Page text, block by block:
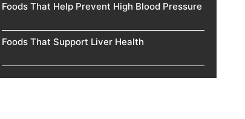
Foods That Help Prevent High Blood Pressure
Foods That Support Liver Health